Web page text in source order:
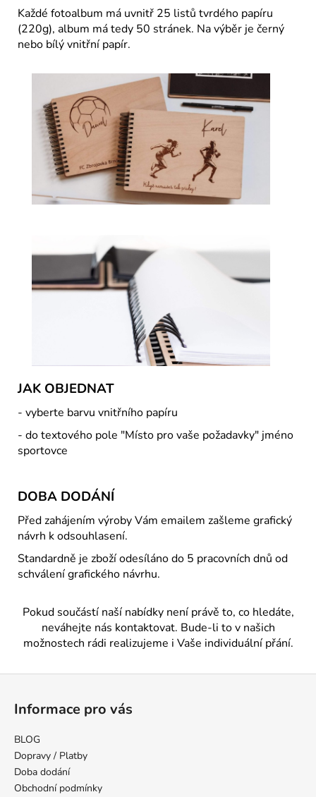
Každé fotoalbum má uvnitř 25 listů tvrdého papíru
(220g), album má tedy 50 stránek. Na výběr je černý
nebo bílý vnitřní papír.
JAK OBJEDNAT
- vyberte barvu vnitřního papíru
- do textového pole "Místo pro vaše požadavky" jméno
sportovce
DOBA DODÁNÍ
Před zahájením výroby Vám emailem zašleme grafický
návrh k odsouhlasení.
Standardně je zboží odesíláno do 5 pracovních dnů od
schválení grafického návrhu.
Pokud součástí naší nabídky není právě to, co hledáte,
neváhejte nás kontaktovat. Bude-li to v našich
možnostech rádi realizujeme i Vaše individuální přání.
Informace pro vás
BLOG
Dopravy / Platby
Doba dodání
Obchodní podmínky